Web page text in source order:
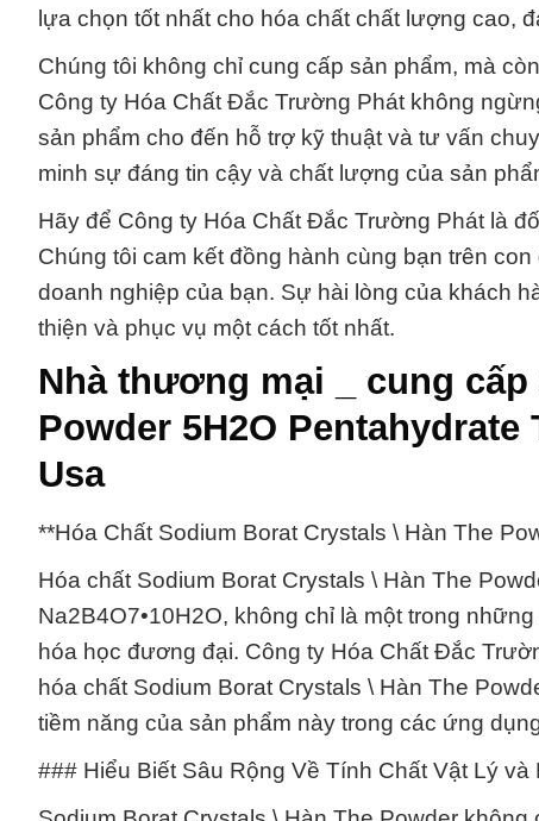
lựa chọn tốt nhất cho hóa chất chất lượng cao,
Chúng tôi không chỉ cung cấp sản phẩm, mà
Công ty Hóa Chất Đắc Trường Phát không
sản phẩm cho đến hỗ trợ kỹ thuật và tư vấn
minh sự đáng tin cậy và chất lượng của sản
Hãy để Công ty Hóa Chất Đắc Trường Phát là
Chúng tôi cam kết đồng hành cùng bạn trên
doanh nghiệp của bạn. Sự hài lòng của khách
thiện và phục vụ một cách tốt nhất.
Nhà thương mại _ cung
Powder 5H2O
Usa
**Hóa Chất Sodium Borat Crystals \ Hàn The
Hóa chất Sodium Borat Crystals \ Hàn The
Na2B4O7•10H2O, không chỉ là một trong
hóa học đương đại. Công ty Hóa Chất Đắc
hóa chất Sodium Borat Crystals \ Hàn The
tiềm năng của sản phẩm này trong các ứng
### Hiểu Biết Sâu Rộng Về Tính Chất Vật Lý và